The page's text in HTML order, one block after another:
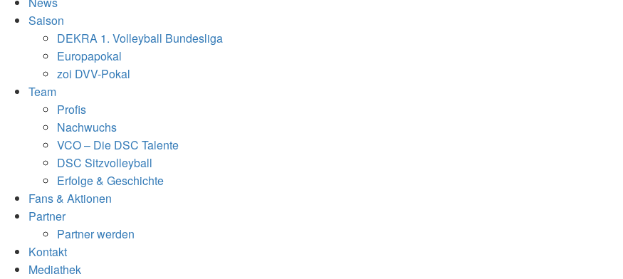
Saison
DEKRA 1. Volleyball Bundesliga
Europapokal
zoi DVV-Pokal
Team
Profis
Nachwuchs
VCO – Die DSC Talente
DSC Sitzvolleyball
Erfolge & Geschichte
Fans & Aktionen
Partner
Partner werden
Kontakt
Mediathek